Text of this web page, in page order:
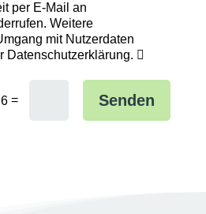
per E-Mail an
Weitere
mit Nutzerdaten
Datenschutzerklärung.
= Senden